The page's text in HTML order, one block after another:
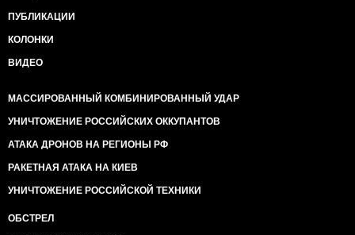
ПУБЛИКАЦИИ
КОЛОНКИ
ВИДЕО
МАССИРОВАННЫЙ КОМБИНИРОВАННЫЙ УДАР
УНИЧТОЖЕНИЕ РОССИЙСКИХ ОККУПАНТОВ
АТАКА ДРОНОВ НА РЕГИОНЫ РФ
РАКЕТНАЯ АТАКА НА КИЕВ
УНИЧТОЖЕНИЕ РОССИЙСКОЙ ТЕХНИКИ
ОБСТРЕЛ